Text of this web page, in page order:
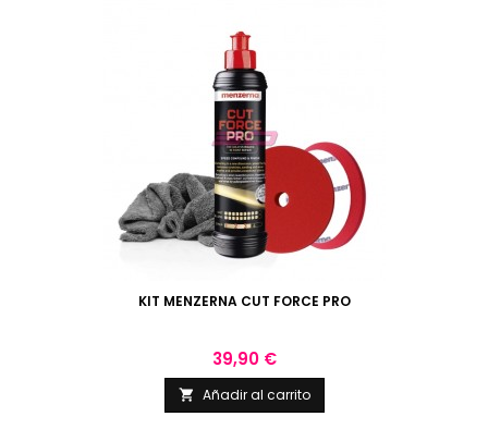
KIT MENZERNA CUT FORCE PRO
Precio
39,90 €
 Añadir al carrito